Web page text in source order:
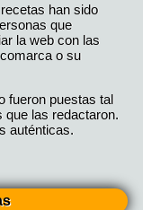
han sido
que
la web con las
o su
fueron puestas tal
que las redactaron.
auténticas.